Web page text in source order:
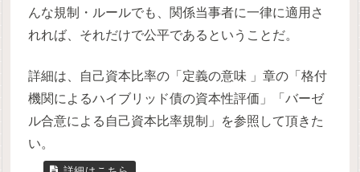
んな規制・ルールでも、関係当事者に一律に適用さ
れれば、それだけで公平であるということだ。
詳細は、自己資本比率の「定義の意味 」章の「格付
機関によるハイブリッド債の資本性評価」「バーゼ
ル合意による自己資本比率規制」を参照して頂きた
い。